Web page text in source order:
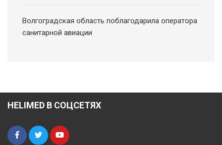
Волгоградская область поблагодарила оператора
санитарной авиации
HELIMED В СОЦСЕТЯХ